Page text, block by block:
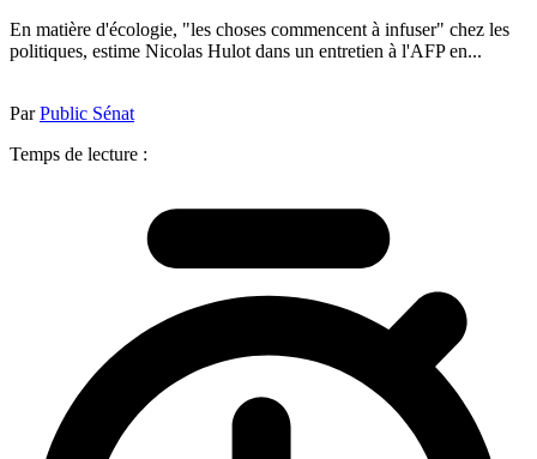
En matière d'écologie, "les choses commencent à infuser" chez les
politiques, estime Nicolas Hulot dans un entretien à l'AFP en...
ParPublic Sénat
Temps de lecture :